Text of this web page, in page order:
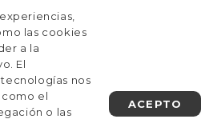
AGENDA UNA LLAMADA
Broglia
las cookies
a la
El
nos
el
o las
ACEPTO